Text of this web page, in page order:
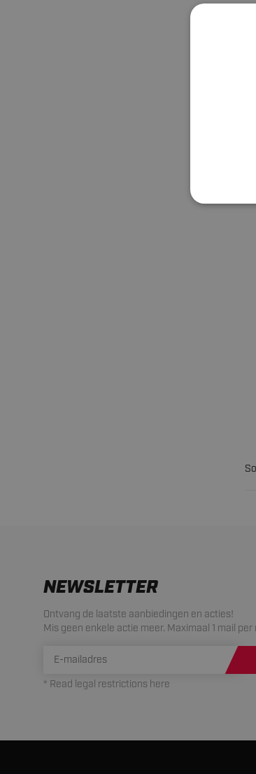
NEWSLETTER
Ontvang de laatste aanbiedingen en acties!
Mis geen enkele actie meer. Maximaal 1 mail per
* Read legal restrictions here